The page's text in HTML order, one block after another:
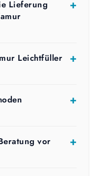
Lieferung
Leichtfüller
vor